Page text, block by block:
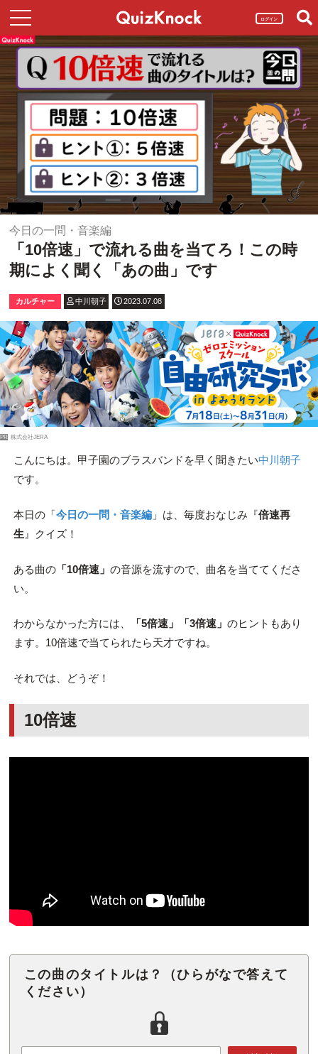
ログイン
今日の一問・音楽編
「10倍速」で流れる曲を当てろ！この時
期によく聞く「あの曲」です
カルチャー 中川朝子 2023.07.08
PR 株式会社JERA
こんにちは。甲子園のブラスバンドを早く聞きたい中川朝子
です。
本日の「今日の一問・音楽編」は、毎度おなじみ『倍速再
生 』クイズ！
ある曲の「10倍速」 の音源を流すので、曲名を当ててくださ
い。
わからなかった方には、 「5倍速」「3倍速」 のヒントもあり
ます。10倍速で当てられたら天才ですね。
それでは、どうぞ！
10倍速
この曲のタイトルは？（ひらがなで答えて
ください）